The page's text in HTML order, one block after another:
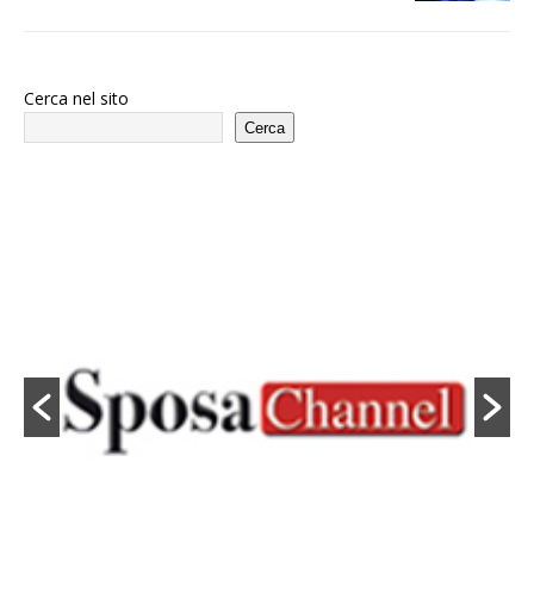
Cerca nel sito
Cerca